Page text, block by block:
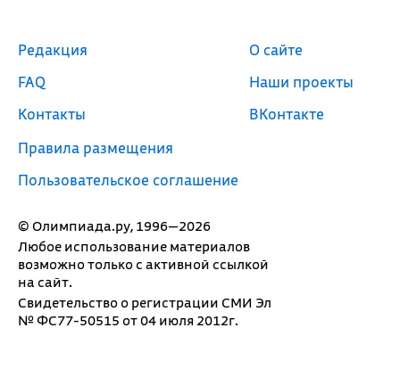
© Олимпиада.ру, 1996—2026
Любое использование материалов
возможно только с активной ссылкой
на сайт.
Свидетельство о регистрации СМИ Эл
№ ФС77-50515 от 04 июля 2012г.
Редакция
FAQ
Контакты
Правила размещения
Пользовательское соглашение
О сайте
Наши проекты
ВКонтакте